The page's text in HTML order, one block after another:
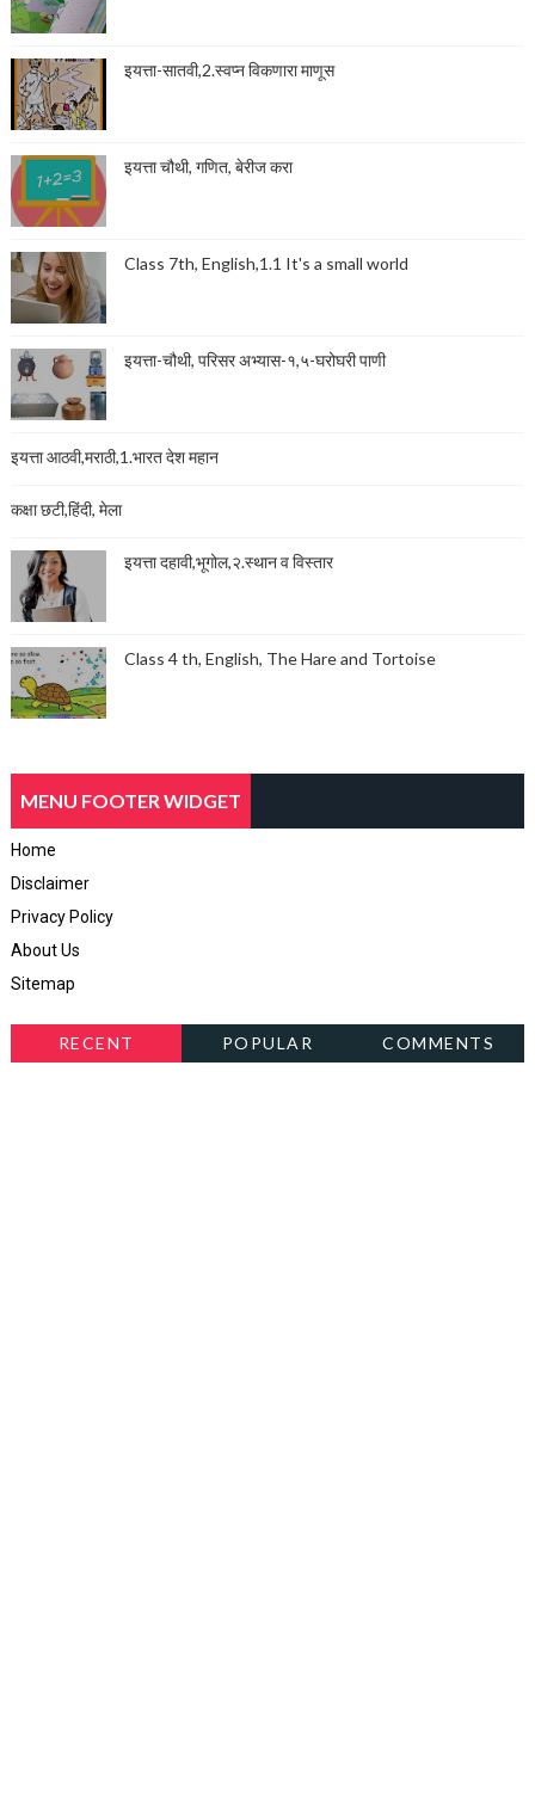
इयत्ता-सातवी,2.स्वप्न विकणारा माणूस
इयत्ता चौथी, गणित, बेरीज करा
Class 7th, English,1.1 It's a small world
इयत्ता-चौथी, परिसर अभ्यास-१,५-घरोघरी पाणी
इयत्ता आठवी,मराठी,1.भारत देश महान
कक्षा छटी,हिंदी, मेला
इयत्ता दहावी,भूगोल,२.स्थान व विस्तार
Class 4 th, English, The Hare and Tortoise
MENU FOOTER WIDGET
Home
Disclaimer
Privacy Policy
About Us
Sitemap
RECENT POPULAR COMMENTS